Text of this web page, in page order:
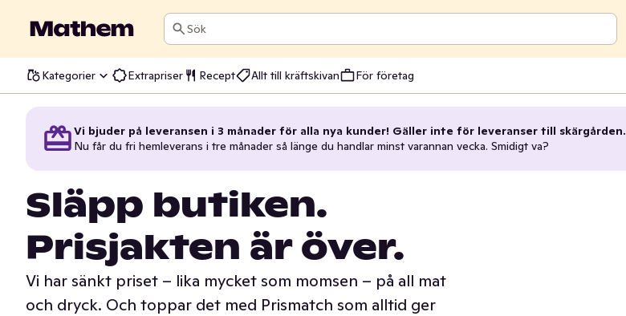
Sök
Kategorier Extrapriser Recept Allt till kräftskivan För företag
Vi bjuder på leveransen i 3 månader för alla nya kunder! Gäller inte för leveranser till skärgården.
Nu får du fri hemleverans i tre månader så länge du handlar minst varannan vecka. Smidigt va?
Släpp butiken.
Prisjakten är över.
Vi har sänkt priset – lika mycket som momsen – på all mat
och dryck. Och toppar det med Prismatch som alltid ger